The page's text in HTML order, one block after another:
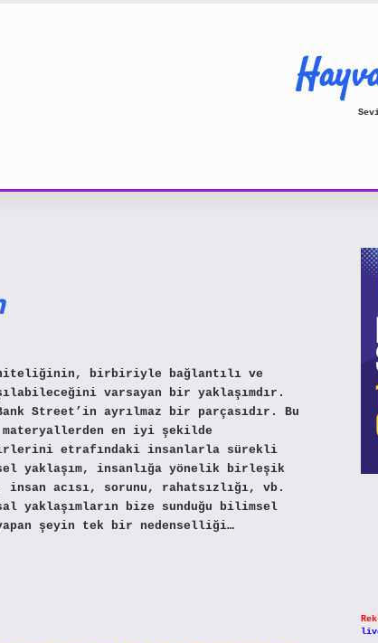
niteliğinin, birbiriyle bağlantılı ve
varsayan bir yaklaşımdır.
Street’in ayrılmaz bir parçasıdır. Bu
materyallerden en iyi şekilde
etrafındaki insanlarla sürekli
yaklaşım, insanlığa yönelik birleşik
insan acısı, sorunu, rahatsızlığı, vb.
yaklaşımların bize sunduğu bilimsel
şeyin tek bir nedenselliği…